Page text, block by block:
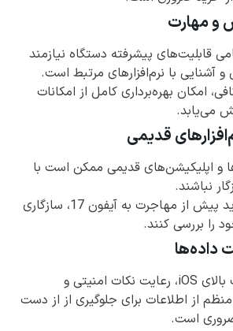
و مهارت
قابلیت‌های پیشرفته دستگاه نیازمند
و آشنایی با نرم‌افزارهای مرتبط است.
امکان بهره‌برداری کامل از امکانات
قدیمی
و اپلیکیشن‌های قدیمی ممکن است با
کسب‌وکارها باید پیش از مهاجرت به آیفون 17، سازگاری
را بررسی کنند.
داده‌ها
با وجود امنیت بالای iOS، رعایت نکات امنیتی و
از اطلاعات برای جلوگیری از از دست
است.